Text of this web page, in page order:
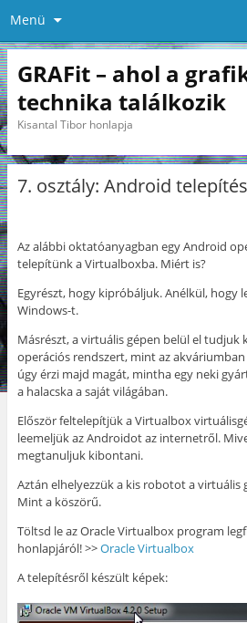
Menü
GRAFit – ahol a
technika találkozik
Kisantal Tibor honlapja
7. osztály: Android
Az alábbi oktatóanyagban egy Android
telepítünk a Virtualboxba. Miért is?
Egyrészt, hogy kipróbáljuk. Anélkül, hogy
Windows-t.
Másrészt, a virtuális gépen belül el tudjuk
operációs rendszert, mint az
úgy érzi majd magát, mintha egy neki
a halacska a saját világában.
Először feltelepítjük a Virtualbox
leemeljük az Androidot az internetről.
megtanuljuk kibontani.
Aztán elhelyezzük a kis robotot a virtuális
Mint a köszörű.
Töltsd le az Oracle Virtualbox program
honlapjáról! >>Oracle Virtualbox
A telepítésről készült képek: